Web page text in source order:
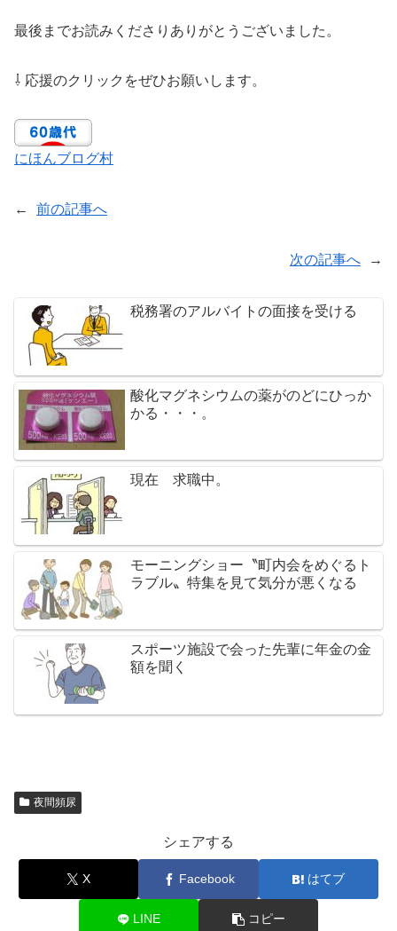
最後までお読みくださりありがとうございました。
⇩ 応援のクリックをぜひお願いします。
にほんブログ村
← 前の記事へ
次の記事へ →
税務署のアルバイトの面接を受ける
酸化マグネシウムの薬がのどにひっか
かる・・・。
現在 求職中。
モーニングショー〝町内会をめぐるト
ラブル〟特集を見て気分が悪くなる
スポーツ施設で会った先輩に年金の金
額を聞く
夜間頻尿
シェアする
X Facebook はてブ
LINE コピー